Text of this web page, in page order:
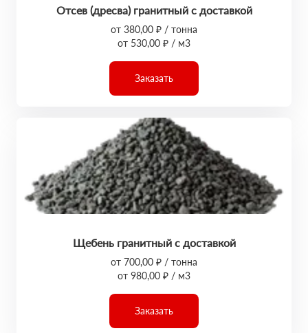
Отсев (дресва) гранитный с доставкой
от 380,00 ₽ / тонна
от 530,00 ₽ / м3
Заказать
Щебень гранитный с доставкой
от 700,00 ₽ / тонна
от 980,00 ₽ / м3
Заказать